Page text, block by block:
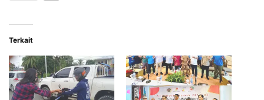
Terkait